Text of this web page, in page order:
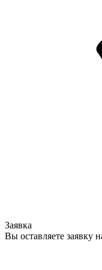
Заявка
Вы оставляете заявку